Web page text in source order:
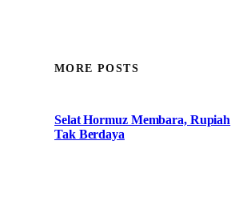
MORE POSTS
Selat Hormuz Membara, Rupiah
Tak Berdaya